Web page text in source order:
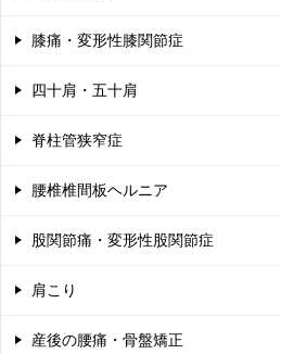
膝痛・変形性膝関節症
四十肩・五十肩
脊柱管狭窄症
腰椎椎間板ヘルニア
股関節痛・変形性股関節症
肩こり
産後の腰痛・骨盤矯正